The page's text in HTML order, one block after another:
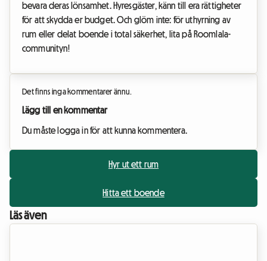
bevara deras lönsamhet. Hyresgäster, känn till era rättigheter
för att skydda er budget. Och glöm inte: för uthyrning av
rum eller delat boende i total säkerhet, lita på Roomlala-
communityn!
Det finns inga kommentarer ännu.
Lägg till en kommentar
Du måste logga in för att kunna kommentera.
Hyr ut ett rum
Hitta ett boende
Läs även